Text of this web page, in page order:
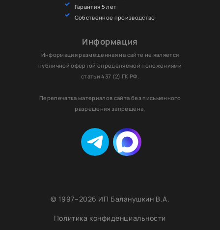
Гарантия 5 лет
Собственное производство
Информация
Информация размещенная на сайте не является
публичной офертой определяемой положениями
статьи 437 (2) ГК РФ.
Перепечатка материалов сайта без письменного
разрешения запрещена.
© 1997–2026 ИП Баланушкин В.А.
Политика конфиденциальности